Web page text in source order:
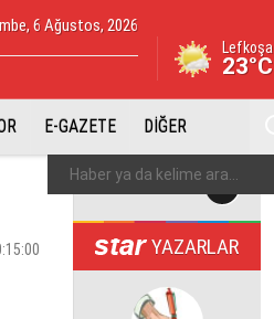
6 Ağustos, 2026
Lefkoşa
23°C
E-GAZETE DİĞER
YAZARLAR